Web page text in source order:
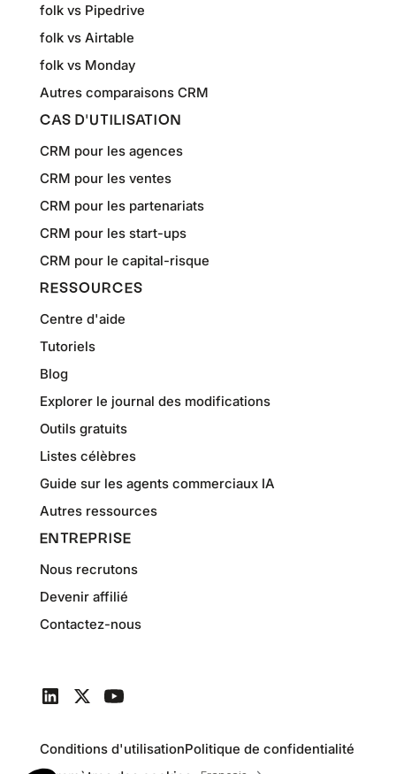
folk vs Pipedrive
folk vs Airtable
folk vs Monday
Autres comparaisons CRM
CAS D'UTILISATION
CRM pour les agences
CRM pour les ventes
CRM pour les partenariats
CRM pour les start-ups
CRM pour le capital-risque
RESSOURCES
Centre d'aide
Tutoriels
Blog
Explorer le journal des modifications
Outils gratuits
Listes célèbres
Guide sur les agents commerciaux IA
Autres ressources
ENTREPRISE
Nous recrutons
Devenir affilié
Contactez-nous
Conditions d'utilisationPolitique de confidentialité